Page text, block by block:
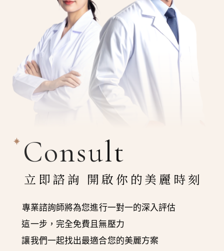
Consult
立即諮詢 開啟你的美麗時刻
專業諮詢師將為您進行一對一的深入評估
這一步，完全免費且無壓力
讓我們一起找出最適合您的美麗方案